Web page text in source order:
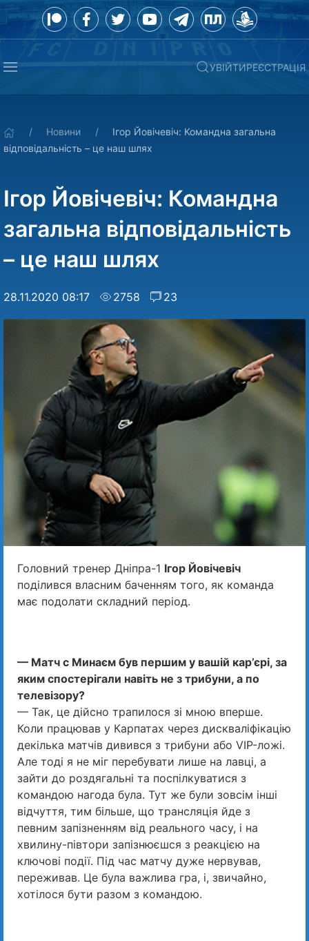
УВІЙТИРЕЄСТРАЦІЯ
Новини
Ігор Йовічевіч: Командна загальна
відповідальність – це наш шлях
Ігор Йовічевіч: Командна
загальна відповідальність
– це наш шлях
28.11.2020 08:17 2758 23
Головний тренер Дніпра-1 Ігор Йовічевіч
поділився власним баченням того, як команда
має подолати складний період.
— Матч с Минаєм був першим у вашій кар’єрі, за
яким спостерігали навіть не з трибуни, а по
телевізору?
— Так, це дійсно трапилося зі мною вперше.
Коли працював у Карпатах через дискваліфікацію
декілька матчів дивився з трибуни або VIP-ложі.
Але тоді я не міг перебувати лише на лавці, а
зайти до роздягальні та поспілкуватися з
командою нагода була. Тут же були зовсім інші
відчуття, тим більше, що трансляція йде з
певним запізненням від реального часу, і на
хвилину-півтори запізнюєшся з реакцією на
ключові події. Під час матчу дуже нервував,
переживав. Це була важлива гра, і, звичайно,
хотілося бути разом з командою.